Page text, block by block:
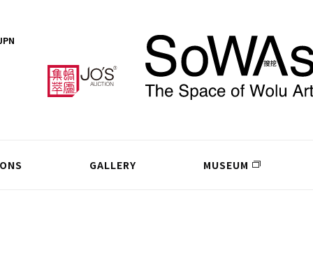
GALLERY MUSEUM